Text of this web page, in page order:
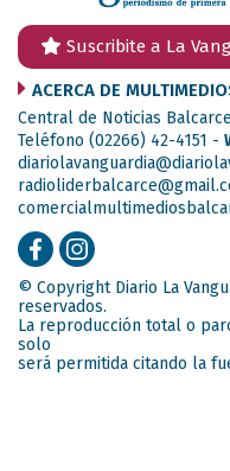
Suscribite a La
ACERCA DE
Central de Noticias
Teléfono (02266) 42-4151 -
© Copyright Diario La
reservados.
La reproducción total o
solo
será permitida citando la